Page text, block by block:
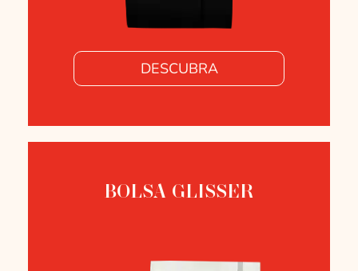
DESCUBRA
BOLSA GLISSER